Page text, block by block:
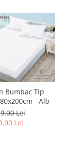
Bumbac Tip
- Alb
Lei
Lei